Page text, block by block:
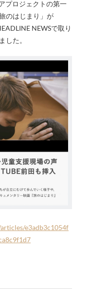
のはじまり」が
NEWSで取り
した。
e3adb3c1054f